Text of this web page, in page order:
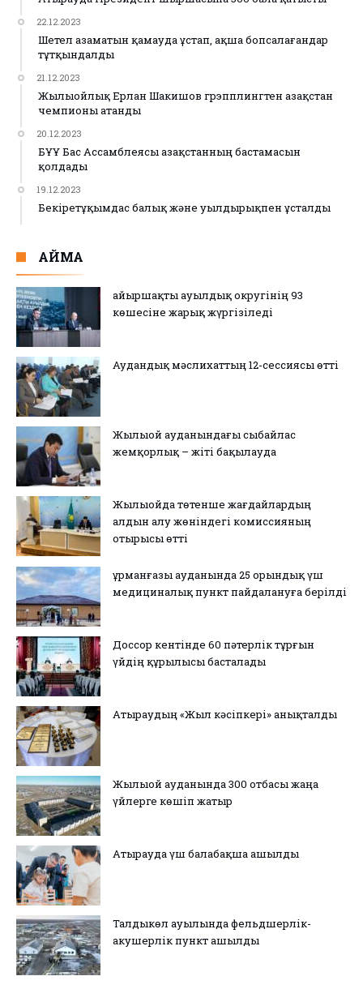
22.12.2023
Шетел азаматын қамауда ұстап, ақша бопсалағандар
тұтқындалды
21.12.2023
Жылыойлық Ерлан Шакишов грэпплингтен Қазақстан
чемпионы атанды
20.12.2023
БҰҰ Бас Ассамблеясы Қазақстанның бастамасын
қолдады
19.12.2023
Бекіретұқымдас балық және уылдырықпен ұсталды
АЙМАҚ
Қайыршақты ауылдық округінің 93
көшесіне жарық жүргізіледі
Аудандық мәслихаттың 12-сессиясы өтті
Жылыой ауданындағы сыбайлас
жемқорлық – жіті бақылауда
Жылыойда төтенше жағдайлардың
алдын алу жөніндегі комиссияның
отырысы өтті
Құрманғазы ауданында 25 орындық үш
медициналық пункт пайдалануға берілді
Доссор кентінде 60 пәтерлік тұрғын
үйдің құрылысы басталады
Атыраудың «Жыл кәсіпкері» анықталды
Жылыой ауданында 300 отбасы жаңа
үйлерге көшіп жатыр
Атырауда үш балабақша ашылды
Талдыкөл ауылында фельдшерлік-
акушерлік пункт ашылды